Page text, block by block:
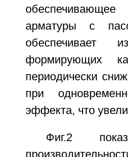
арматуры с
обеспечивает
формирующих
периодически
при
эффекта, что
Фиг.2